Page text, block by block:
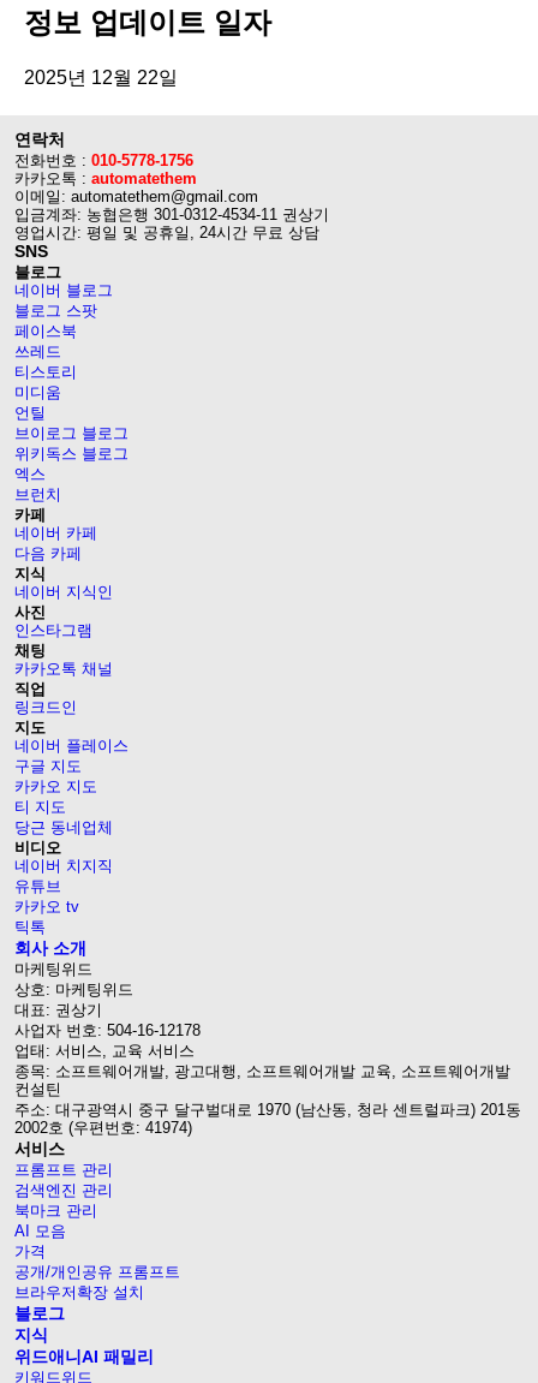
정보 업데이트 일자
2025년 12월 22일
연락처
전화번호 : 010-5778-1756
카카오톡 : automatethem
이메일: automatethem@gmail.com
입금계좌: 농협은행 301-0312-4534-11 권상기
영업시간: 평일 및 공휴일, 24시간 무료 상담
SNS
블로그
네이버 블로그
블로그 스팟
페이스북
쓰레드
티스토리
미디움
언틸
브이로그 블로그
위키독스 블로그
엑스
브런치
카페
네이버 카페
다음 카페
지식
네이버 지식인
사진
인스타그램
채팅
카카오톡 채널
직업
링크드인
지도
네이버 플레이스
구글 지도
카카오 지도
티 지도
당근 동네업체
비디오
네이버 치지직
유튜브
카카오 tv
틱톡
회사 소개
마케팅위드
상호: 마케팅위드
대표: 권상기
사업자 번호: 504-16-12178
업태: 서비스, 교육 서비스
종목: 소프트웨어개발, 광고대행, 소프트웨어개발 교육, 소프트웨어개발
컨설틴
주소: 대구광역시 중구 달구벌대로 1970 (남산동, 청라 센트럴파크) 201동
2002호 (우편번호: 41974)
서비스
프롬프트 관리
검색엔진 관리
북마크 관리
AI 모음
가격
공개/개인공유 프롬프트
브라우저확장 설치
블로그
지식
위드애니AI 패밀리
키워드위드